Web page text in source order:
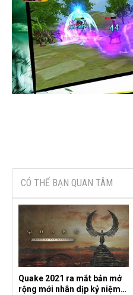
CÓ THỂ BẠN QUAN TÂM
Quake 2021 ra mắt bản mở
rộng mới nhân dịp kỷ niệm